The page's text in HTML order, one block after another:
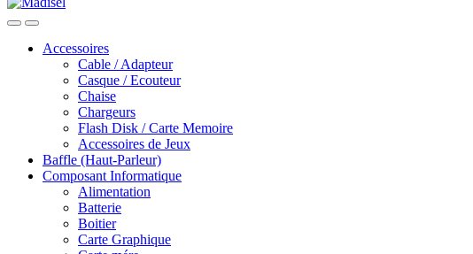
Accessoires
Cable / Adapteur
Casque / Ecouteur
Chaise
Chargeurs
Flash Disk / Carte Memoire
Accessoires de Jeux
Baffle (Haut-Parleur)
Composant Informatique
Alimentation
Batterie
Boitier
Carte Graphique